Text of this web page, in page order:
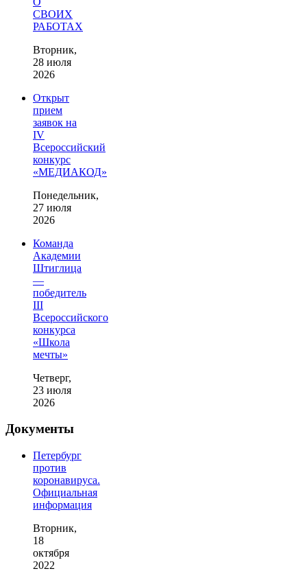
СВОИХ
РАБОТАХ
Вторник,
28 июля
2026
Открыт
прием
заявок на
IV
Всероссийский
конкурс
«МЕДИАКОД»
Понедельник,
27 июля
2026
Команда
Академии
Штиглица
—
победитель
III
Всероссийского
конкурса
«Школа
мечты»
Четверг,
23 июля
2026
Документы
Петербург
против
коронавируса.
Официальная
информация
Вторник,
18
октября
2022